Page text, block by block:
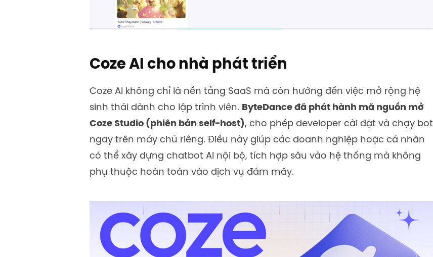
Coze AI cho nhà phát triển
Coze AI không chỉ là nền tảng SaaS mà còn hướng đến việc mở rộng hệ
sinh thái dành cho lập trình viên. ByteDance đã phát hành mã nguồn mở
Coze Studio (phiên bản self-host), cho phép developer cài đặt và chạy bot
ngay trên máy chủ riêng. Điều này giúp các doanh nghiệp hoặc cá nhân
có thể xây dựng chatbot AI nội bộ, tích hợp sâu vào hệ thống mà không
phụ thuộc hoàn toàn vào dịch vụ đám mây.